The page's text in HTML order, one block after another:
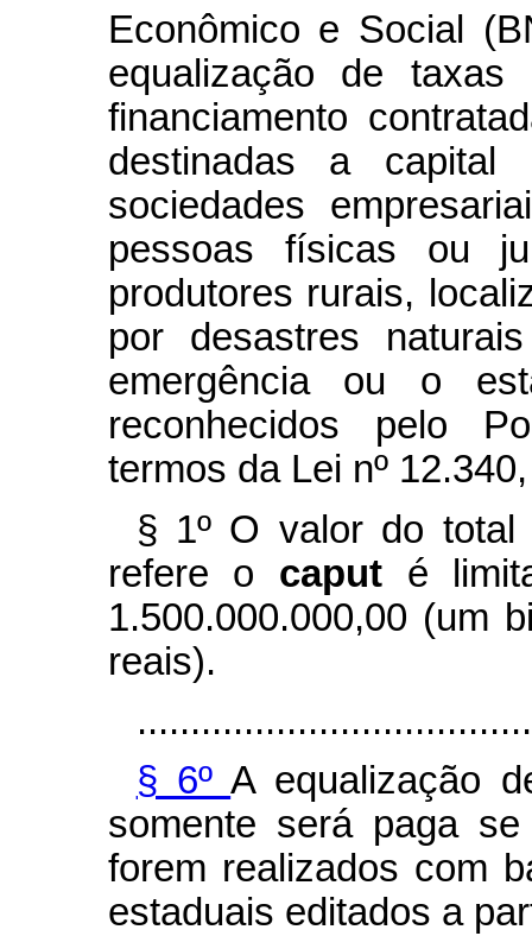
Econômico e Social
equalização de
financiamento
destinadas a
sociedades
pessoas físicas ou
produtores rurais,
por desastres
emergência ou o
reconhecidos pelo
termos da Lei nº
§ 1º O valor do total
refere o caput é
1.500.000.000,00 (um
reais).
§ 6ºA equalização
somente será paga
forem realizados com
estaduais editados a